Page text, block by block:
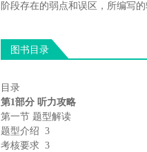
阶段存在的弱点和误区，所编写
图书目录
目录
第1部分 听力攻略
第一节 题型解读
题型介绍 3
考核要求 3